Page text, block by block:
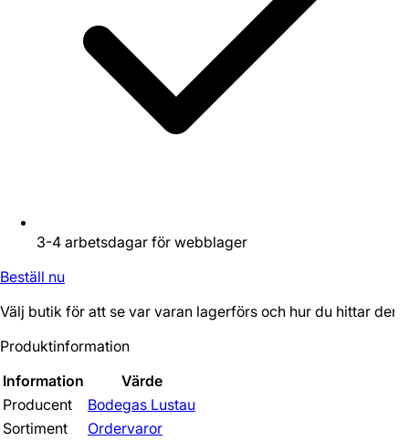
3-4 arbetsdagar för webblager
Beställ nu
Välj butik för att se var varan lagerförs och hur du hittar den.
Produktinformation
Information
Värde
Producent
Bodegas Lustau
Sortiment
Ordervaror